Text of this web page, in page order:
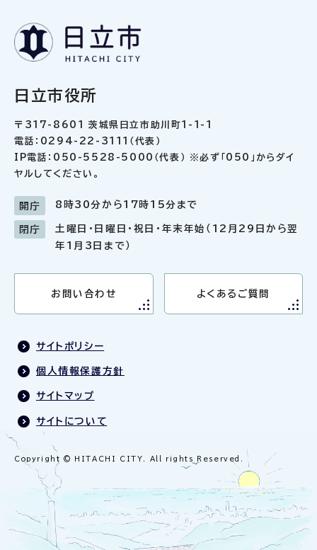
日立市役所
〒317-8601 茨城県日立市助川町1-1-1
電話：0294-22-3111（代表）
IP電話：050-5528-5000（代表） ※必ず「050」からダイ
ヤルしてください。
開庁 8時30分から17時15分まで
閉庁
土曜日・日曜日・祝日・年末年始（12月29日から翌
年1月3日まで）
お問い合わせ よくあるご質問
サイトポリシー
個人情報保護方針
サイトマップ
サイトについて
Copyright © HITACHI CITY. All rights Reserved.